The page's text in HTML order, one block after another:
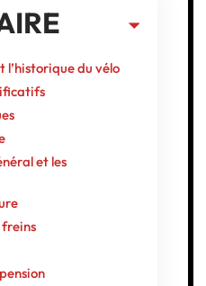
l’historique du vélo
et les
freins